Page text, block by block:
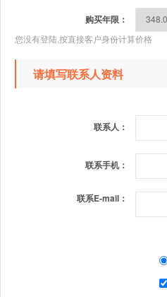
购买年限：
您没有登陆,按直接客户身份计算价格
请填写联系人资料
联系人：
联系手机：
联系E-mail：